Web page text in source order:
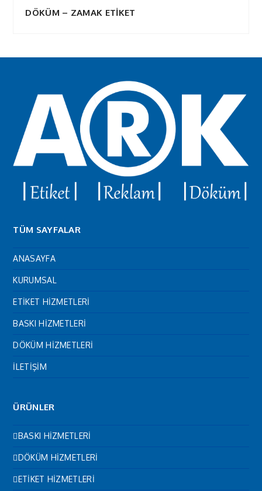
DÖKÜM – ZAMAK ETİKET
TÜM SAYFALAR
ANASAYFA
KURUMSAL
ETİKET HİZMETLERİ
BASKI HİZMETLERİ
DÖKÜM HİZMETLERİ
İLETİŞİM
ÜRÜNLER
BASKI HİZMETLERİ
DÖKÜM HİZMETLERİ
ETİKET HİZMETLERİ